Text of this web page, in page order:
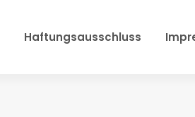
Haftungsausschluss